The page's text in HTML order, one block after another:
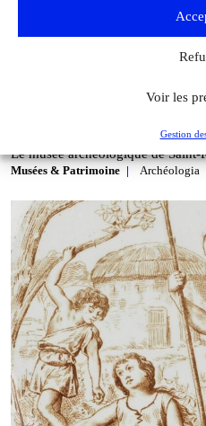
Voir les
Gestion
Le musée archéologique de
Musées & Patrimoine Archéologia